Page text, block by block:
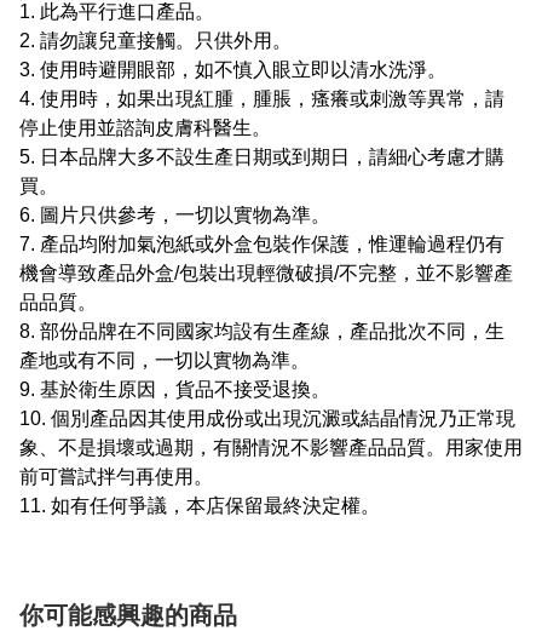
1. 此為平行進口產品。
2. 請勿讓兒童接觸。只供外用。
3. 使用時避開眼部，如不慎入眼立即以清水洗淨。
4. 使用時，如果出現紅腫，腫脹，瘙癢或刺激等異常，請
停止使用並諮詢皮膚科醫生。
5. 日本品牌大多不設生產日期或到期日，請細心考慮才購
買。
6. 圖片只供參考，一切以實物為準。
7. 產品均附加氣泡紙或外盒包裝作保護，惟運輪過程仍有
機會導致產品外盒/包裝出現輕微破損/不完整，並不影響產
品品質。
8. 部份品牌在不同國家均設有生產線，產品批次不同，生
產地或有不同，一切以實物為準。
9. 基於衛生原因，貨品不接受退換。
10. 個別產品因其使用成份或出現沉澱或結晶情況乃正常現
象、不是損壞或過期，有關情況不影響產品品質。用家使用
前可嘗試拌勻再使用。
11. 如有任何爭議，本店保留最終決定權。
你可能感興趣的商品